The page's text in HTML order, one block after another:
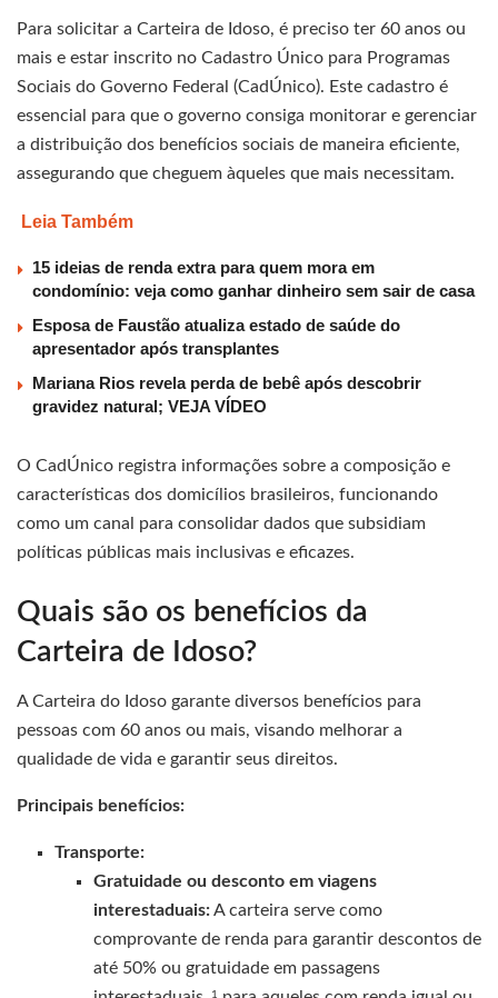
Para solicitar a Carteira de Idoso, é preciso ter 60 anos ou
mais e estar inscrito no Cadastro Único para Programas
Sociais do Governo Federal (CadÚnico). Este cadastro é
essencial para que o governo consiga monitorar e gerenciar
a distribuição dos benefícios sociais de maneira eficiente,
assegurando que cheguem àqueles que mais necessitam.
Leia Também
15 ideias de renda extra para quem mora em
condomínio: veja como ganhar dinheiro sem sair de casa
Esposa de Faustão atualiza estado de saúde do
apresentador após transplantes
Mariana Rios revela perda de bebê após descobrir
gravidez natural; VEJA VÍDEO
O CadÚnico registra informações sobre a composição e
características dos domicílios brasileiros, funcionando
como um canal para consolidar dados que subsidiam
políticas públicas mais inclusivas e eficazes.
Quais são os benefícios da
Carteira de Idoso?
A Carteira do Idoso garante diversos benefícios para
pessoas com 60 anos ou mais, visando melhorar a
qualidade de vida e garantir seus direitos.
Principais benefícios:
Transporte:
Gratuidade ou desconto em viagens
interestaduais:A carteira serve como
comprovante de renda para garantir descontos de
até 50% ou gratuidade em passagens
1